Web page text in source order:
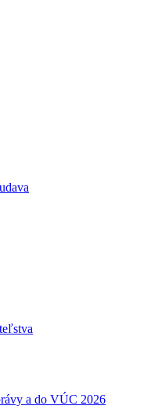
a do VÚC 2026